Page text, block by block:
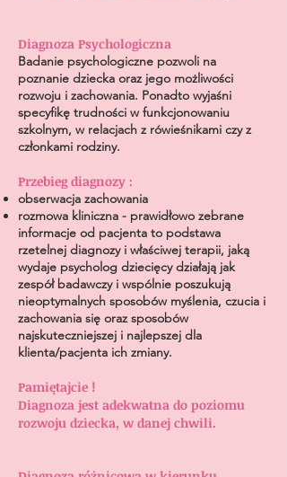
Diagnoza Psychologiczna
Badanie psychologiczne pozwoli na
poznanie dziecka oraz jego możliwości
rozwoju i zachowania. Ponadto wyjaśni
specyfikę trudności w funkcjonowaniu
szkolnym, w relacjach z rówieśnikami czy z
członkami rodziny.
Przebieg diagnozy :
obserwacja zachowania
rozmowa kliniczna - prawidłowo zebrane
informacje od pacjenta to podstawa
rzetelnej diagnozy i właściwej terapii, jaką
wydaje psycholog dziecięcy działają jak
zespół badawczy i wspólnie poszukują
nieoptymalnych sposobów myślenia, czucia i
zachowania się oraz sposobów
najskuteczniejszej i najlepszej dla
klienta/pacjenta ich zmiany.
Pamiętajcie !
Diagnoza jest adekwatna do poziomu
rozwoju dziecka, w danej chwili.